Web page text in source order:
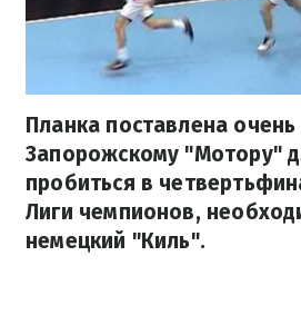
Планка поставлена
Запорожскому "Мотору"
пробиться в
Лиги чемпионов,
немецкий "Киль".